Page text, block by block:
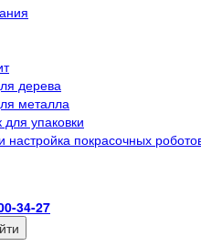
дерева
металла
для упаковки
настройка покрасочных
34-27